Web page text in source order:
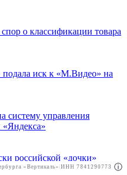
АО"Право.ру" ИНН: 7708095468
о классификации товара
иск к «М.Видео» на
систему управления
«Яндекса»
российской «дочки»
«Вертикаль» ИНН 7841290773